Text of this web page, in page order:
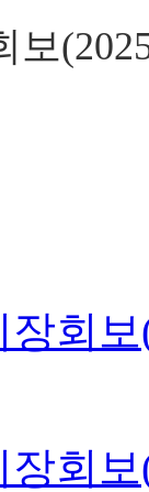
보
회
회